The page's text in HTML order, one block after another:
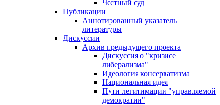
Честный суд
Публикации
Аннотированный указатель
литературы
Дискуссии
Архив предыдущего проекта
Дискуссия о "кризисе
либерализма"
Идеология консерватизма
Национальная идея
Пути легитимации "управляемой
демократии"